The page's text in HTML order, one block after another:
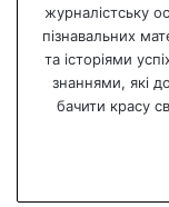
журналістську
пізнавальних
та історіями
знаннями, які
бачити красу